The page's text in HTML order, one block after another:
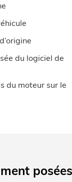
du logiciel de
du moteur sur le
posées